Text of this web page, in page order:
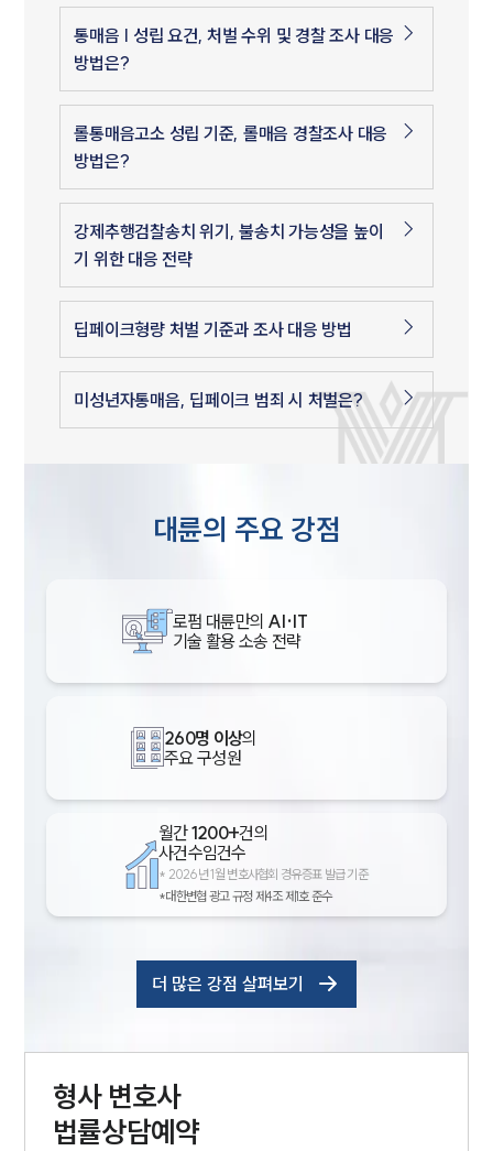
통매음 | 성립 요건, 처벌 수위 및 경찰 조사 대응
방법은?
롤통매음고소 성립 기준, 롤매음 경찰조사 대응
방법은?
강제추행검찰송치 위기, 불송치 가능성을 높이
기 위한 대응 전략
딥페이크형량 처벌 기준과 조사 대응 방법
미성년자통매음, 딥페이크 범죄 시 처벌은?
대륜의 주요 강점
로펌 대륜만의 AI·IT
기술 활용 소송 전략
260명 이상의
주요 구성원
월간1200+건의
사건수임건수
* 2026년 1월 변호사협회 경유증표 발급 기준
*대한변협 광고 규정 제4조 제1호 준수
더 많은 강점 살펴보기
형사변호사
법률상담예약